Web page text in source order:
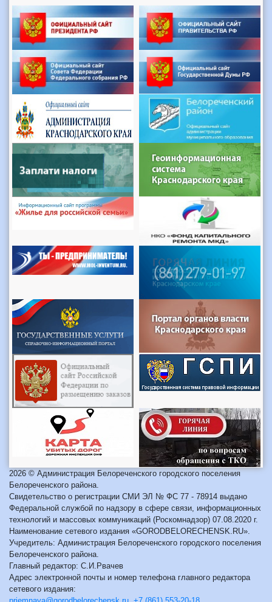
2026 © Администрация Белореченского городского поселения
Белореченского района.
Свидетельство о регистрации СМИ ЭЛ № ФС 77 - 78914 выдано
Федеральной службой по надзору в сфере связи, информационных
технологий и массовых коммуникаций (Роскомнадзор) 07.08.2020 г.
Наименование сетевого издания «GORODBELORECHENSK.RU».
Учредитель: Администрация Белореченского городского поселения
Белореченского района.
Главный редактор: С.И.Рвачев
Адрес электронной почты и номер телефона главного редактора
сетевого издания: